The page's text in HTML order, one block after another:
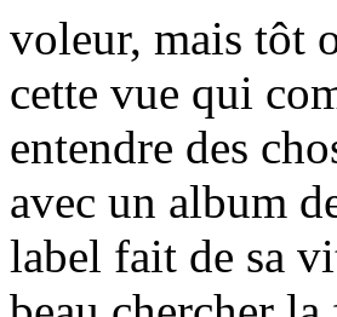
voleur, mais tôt
cette vue qui
entendre des
avec un album
label fait de sa